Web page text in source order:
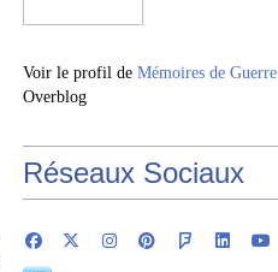
Voir le profil de Mémoires de Guerre
Overblog
Réseaux Sociaux